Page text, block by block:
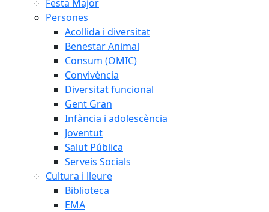
Festa Major
Persones
Acollida i diversitat
Benestar Animal
Consum (OMIC)
Convivència
Diversitat funcional
Gent Gran
Infància i adolescència
Joventut
Salut Pública
Serveis Socials
Cultura i lleure
Biblioteca
EMA